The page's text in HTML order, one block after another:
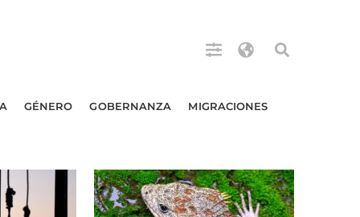
GÉNERO GOBERNANZA MIGRACIONES